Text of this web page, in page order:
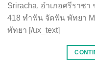
Sriracha, อำเภอศรีราช
418 ทำฟัน จัดฟัน พัทยา
พัทยา [/ux_text]